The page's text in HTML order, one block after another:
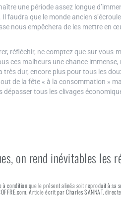
une période assez longue
faudra que le monde ancien
nous empêchera de les mettre en
réfléchir, ne comptez que sur vous-
ces malheurs une chance
très dur, encore plus pour tous les
de la fête « à la consommation »
tous les clivages
on rend inévitables les
condition que le présent alinéa soit reproduit à sa
Article écrit par Charles SANNAT,